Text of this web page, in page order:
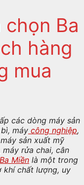
chọn Ba
hàng
mua
các dòng máy sản
máy công nghiệp,
sản xuất mỹ
rửa chai, cân
Miền là một trong
khí chất lượng, uy